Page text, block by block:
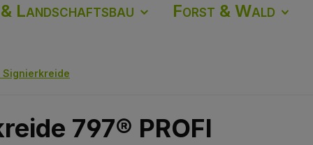
Landschaftsbau Forst & Wald
Signierkreide
797® PROFI